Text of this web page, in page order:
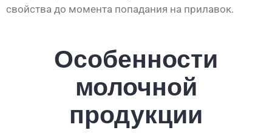
свойства до момента попадания на прилавок.
Особенности
молочной
продукции